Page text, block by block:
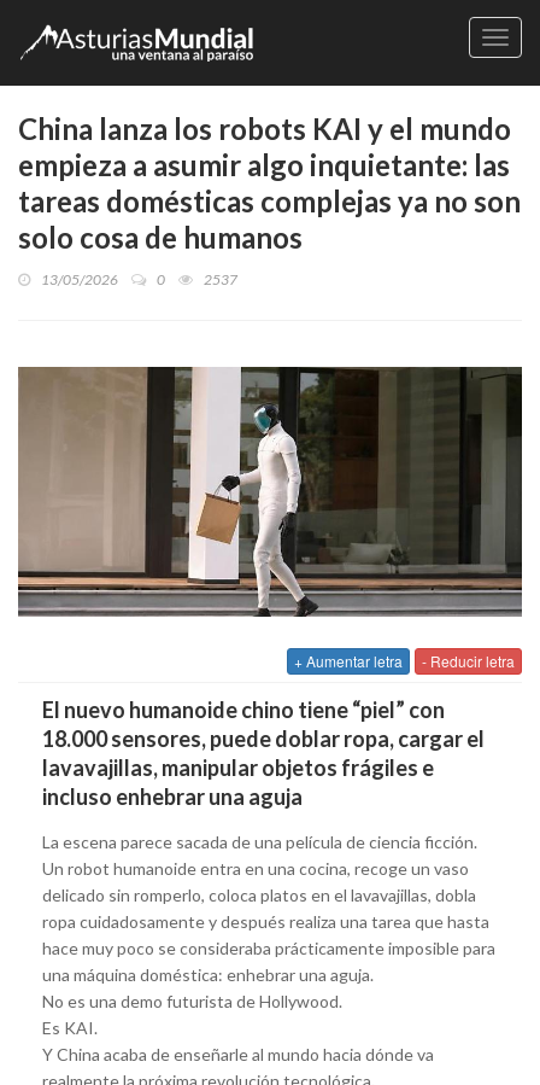
China lanza los robots KAI y el mundo
empieza a asumir algo inquietante: las
tareas domésticas complejas ya no son
solo cosa de humanos
13/05/2026 0 2537
+ Aumentar letra - Reducir letra
El nuevo humanoide chino tiene “piel” con
18.000 sensores, puede doblar ropa, cargar el
lavavajillas, manipular objetos frágiles e
incluso enhebrar una aguja
La escena parece sacada de una película de ciencia ficción.
Un robot humanoide entra en una cocina, recoge un vaso
delicado sin romperlo, coloca platos en el lavavajillas, dobla
ropa cuidadosamente y después realiza una tarea que hasta
hace muy poco se consideraba prácticamente imposible para
una máquina doméstica: enhebrar una aguja.
No es una demo futurista de Hollywood.
Es KAI.
Y China acaba de enseñarle al mundo hacia dónde va
realmente la próxima revolución tecnológica.